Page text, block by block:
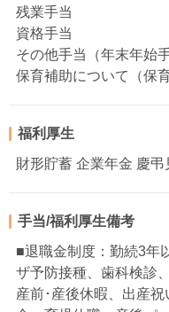
残業手当
資格手当
その他手当（年末年始手
保育補助について（保
福利厚生
財形貯蓄 企業年金 慶
手当/福利厚生備考
■退職金制度：勤続3年
ザ予防接種、歯科検診
産前･産後休暇、出産